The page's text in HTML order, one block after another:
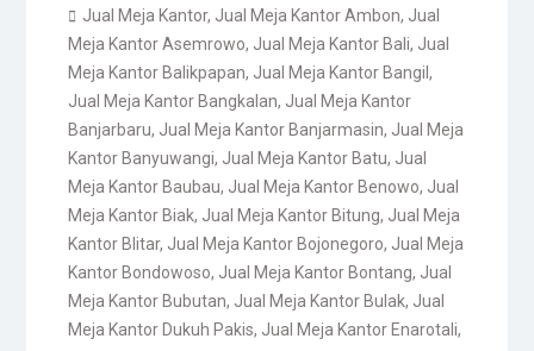
Jual Meja Kantor, Jual Meja Kantor Ambon, Jual
Meja Kantor Asemrowo, Jual Meja Kantor Bali, Jual
Meja Kantor Balikpapan, Jual Meja Kantor Bangil ,
Jual Meja Kantor Bangkalan, Jual Meja Kantor
Banjarbaru, Jual Meja Kantor Banjarmasin, Jual Meja
Kantor Banyuwangi, Jual Meja Kantor Batu, Jual
Meja Kantor Baubau, Jual Meja Kantor Benowo, Jual
Meja Kantor Biak, Jual Meja Kantor Bitung, Jual Meja
Kantor Blitar, Jual Meja Kantor Bojonegoro, Jual Meja
Kantor Bondowoso, Jual Meja Kantor Bontang, Jual
Meja Kantor Bubutan, Jual Meja Kantor Bulak, Jual
Meja Kantor Dukuh Pakis, Jual Meja Kantor Enarotali,